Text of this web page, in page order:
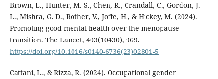
Brown, L., Hunter, M. S., Chen, R., Crandall, C., Gordon, J.
L., Mishra, G. D., Rother, V., Joffe, H., & Hickey, M. (2024).
Promoting good mental health over the menopause
transition. The Lancet, 403(10430), 969.
https://doi.org/10.1016/s0140-6736(23)02801-5
Cattani, L., & Rizza, R. (2024). Occupational gender